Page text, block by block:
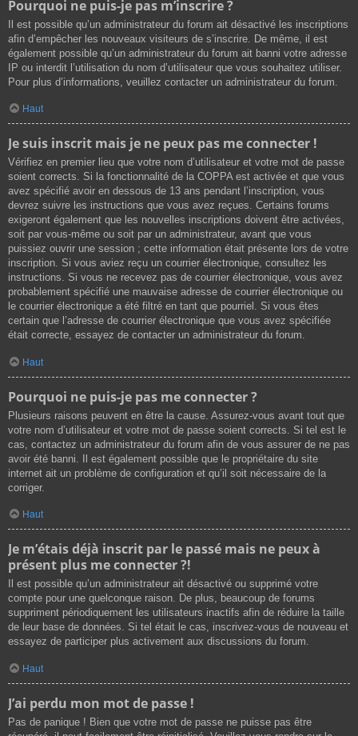
Pourquoi ne puis-je pas m’inscrire ?
Il est possible qu’un administrateur du forum ait désactivé les inscriptions
afin d’empêcher les nouveaux visiteurs de s’inscrire. De même, il est
également possible qu’un administrateur du forum ait banni votre adresse
IP ou interdit l’utilisation du nom d’utilisateur que vous souhaitez utiliser.
Pour plus d’informations, veuillez contacter un administrateur du forum.
Haut
Je suis inscrit mais je ne peux pas me connecter !
Vérifiez en premier lieu que votre nom d’utilisateur et votre mot de passe
soient corrects. Si la fonctionnalité de la COPPA est activée et que vous
avez spécifié avoir en dessous de 13 ans pendant l’inscription, vous
devrez suivre les instructions que vous avez reçues. Certains forums
exigeront également que les nouvelles inscriptions doivent être activées,
soit par vous-même ou soit par un administrateur, avant que vous
puissiez ouvrir une session ; cette information était présente lors de votre
inscription. Si vous aviez reçu un courrier électronique, consultez les
instructions. Si vous ne recevez pas de courrier électronique, vous avez
probablement spécifié une mauvaise adresse de courrier électronique ou
le courrier électronique a été filtré en tant que pourriel. Si vous êtes
certain que l’adresse de courrier électronique que vous avez spécifiée
était correcte, essayez de contacter un administrateur du forum.
Haut
Pourquoi ne puis-je pas me connecter ?
Plusieurs raisons peuvent en être la cause. Assurez-vous avant tout que
votre nom d’utilisateur et votre mot de passe soient corrects. Si tel est le
cas, contactez un administrateur du forum afin de vous assurer de ne pas
avoir été banni. Il est également possible que le propriétaire du site
internet ait un problème de configuration et qu’il soit nécessaire de la
corriger.
Haut
Je m’étais déjà inscrit par le passé mais ne peux à
présent plus me connecter ?!
Il est possible qu’un administrateur ait désactivé ou supprimé votre
compte pour une quelconque raison. De plus, beaucoup de forums
suppriment périodiquement les utilisateurs inactifs afin de réduire la taille
de leur base de données. Si tel était le cas, inscrivez-vous de nouveau et
essayez de participer plus activement aux discussions du forum.
Haut
J’ai perdu mon mot de passe !
Pas de panique ! Bien que votre mot de passe ne puisse pas être